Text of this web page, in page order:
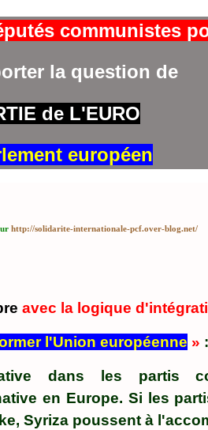
communistes
la question de
de L'EURO
européen
http://solidarite-internationale-pcf.over-blog.net/
avec la logique
l'Union européenne » :
dans les partis
en Europe. Si les
Syriza poussent à